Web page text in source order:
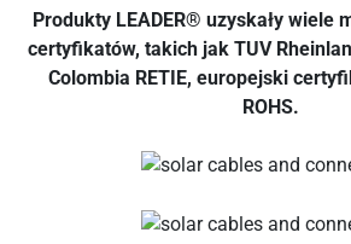
Produkty LEADER® uzyskały wiele
certyfikatów, takich jak TUV
Colombia RETIE, europejski
ROHS.